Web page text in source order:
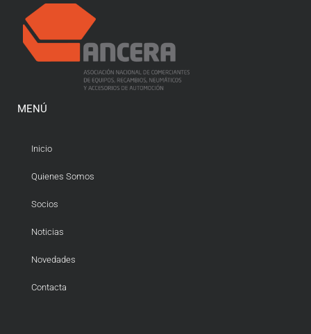
MENÚ
Inicio
Quienes Somos
Socios
Noticias
Novedades
Contacta